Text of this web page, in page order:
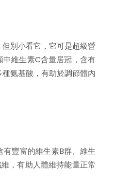
別小看它，它可是超級營
維生素C含量居冠，含有
氨基酸，有助於調節體內
豐富的維生素B群、維生
，有助人體維持能量正常